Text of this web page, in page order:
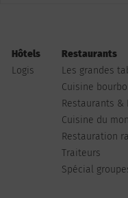
Hôtels
Logis
Restaurants
Les grandes
Cuisine
Restaurants &
Cuisine du
Restauration
Traiteurs
Spécial